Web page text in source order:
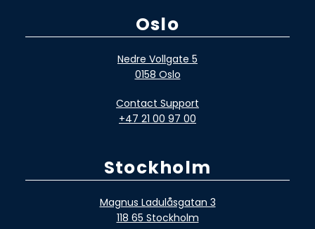
Oslo
Nedre Vollgate 5
0158 Oslo
Contact Support
+47 21 00 97 00
Stockholm
Magnus Ladulåsgatan 3
118 65 Stockholm